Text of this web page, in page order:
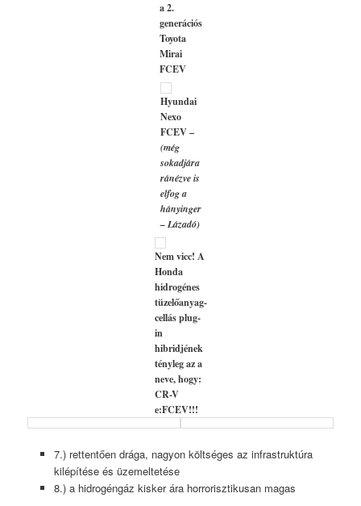
a 2.
generációs
Toyota
Mirai
FCEV
Hyundai
Nexo
FCEV –
(még
sokadjára
ránézve is
elfog a
hányinger
– Lázadó)
Nem vicc! A
Honda
hidrogénes
tüzelőanyag-
cellás plug-
in
hibridjének
tényleg az a
neve, hogy:
CR-V
e:FCEV!!!
7.) rettentően drága, nagyon költséges az infrastruktúra
kilépítése és üzemeltetése
8.) a hidrogéngáz kisker ára horrorisztikusan magas